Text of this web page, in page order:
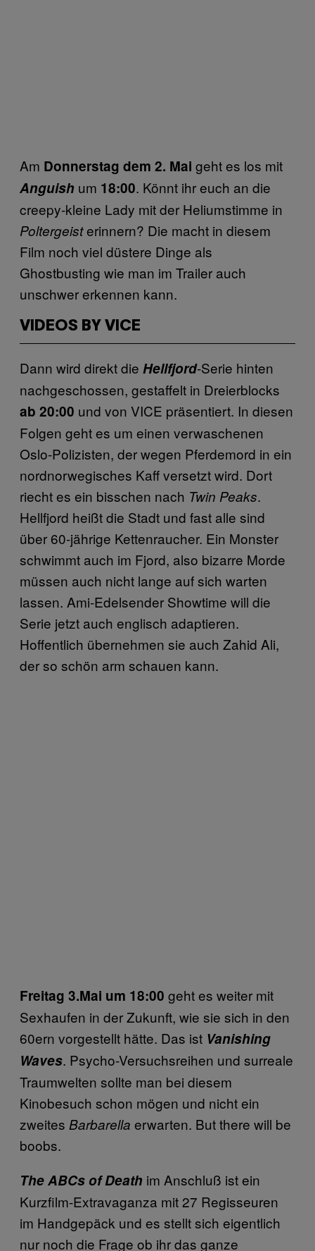
Am Donnerstag dem 2. Mai geht es los mit
Anguish um 18:00. Könnt ihr euch an die
creepy-kleine Lady mit der Heliumstimme in
Poltergeisterinnern? Die macht in diesem
Film noch viel düstere Dinge als
Ghostbusting wie man im Trailer auch
unschwer erkennen kann.
VIDEOS BY VICE
Dann wird direkt die Hellfjord-Serie hinten
nachgeschossen, gestaffelt in Dreierblocks
ab 20:00 und von VICE präsentiert. In diesen
Folgen geht es um einen verwaschenen
Oslo-Polizisten, der wegen Pferdemord in ein
nordnorwegisches Kaff versetzt wird. Dort
riecht es ein bisschen nach Twin Peaks.
Hellfjord heißt die Stadt und fast alle sind
über 60-jährige Kettenraucher. Ein Monster
schwimmt auch im Fjord, also bizarre Morde
müssen auch nicht lange auf sich warten
lassen. Ami-Edelsender Showtime will die
Serie jetzt auch englisch adaptieren.
Hoffentlich übernehmen sie auch Zahid Ali,
der so schön arm schauen kann.
Freitag 3.Mai um 18:00 geht es weiter mit
Sexhaufen in der Zukunft, wie sie sich in den
60ern vorgestellt hätte. Das ist Vanishing
Waves. Psycho-Versuchsreihen und surreale
Traumwelten sollte man bei diesem
Kinobesuch schon mögen und nicht ein
zweites Barbarella erwarten. But there will be
boobs.
The ABCs of Death im Anschluß ist ein
Kurzfilm-Extravaganza mit 27 Regisseuren
im Handgepäck und es stellt sich eigentlich
nur noch die Frage ob ihr das ganze